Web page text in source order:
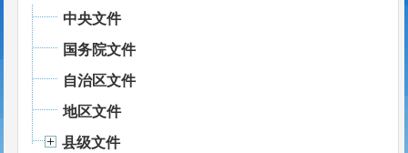
中央文件
国务院文件
自治区文件
地区文件
县级文件